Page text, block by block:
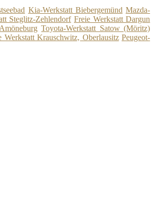
Kia-Werkstatt Biebergemünd Mazda-
Steglitz-Zehlendorf Freie Werkstatt Dargun
Toyota-Werkstatt Satow (Möritz)
Werkstatt Krauschwitz, Oberlausitz Peugeot-